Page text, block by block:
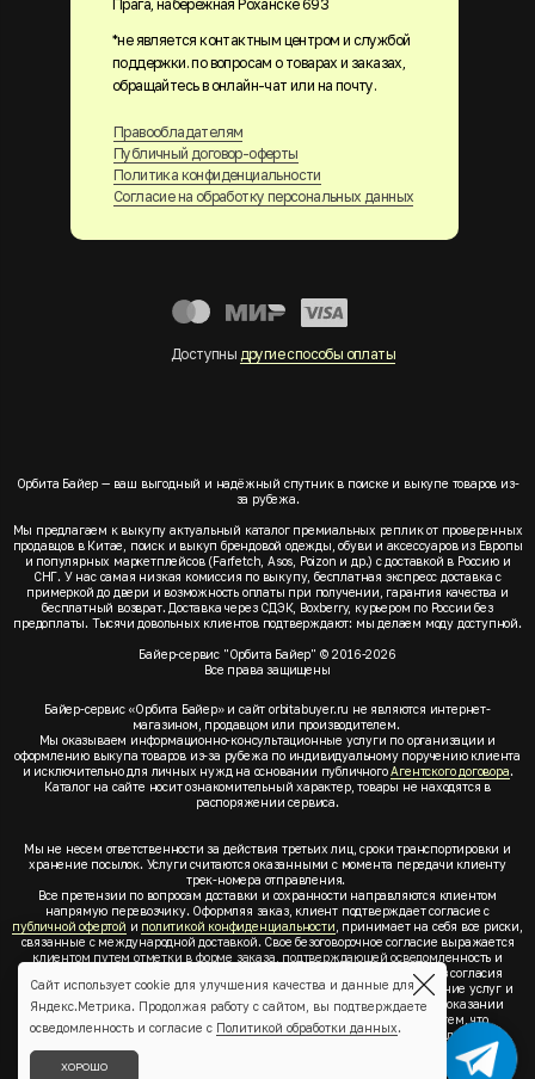
Прага, набережная Роханске 693
Правообладателям
Публичный договор-оферты
Политика конфиденциальности
Согласие на обработку персональных данных
Доступны другие способы оплаты
*не является контактным центром и службой
поддержки. по вопросам о товарах и заказах,
обращайтесь в онлайн-чат или на почту.
Орбита Байер — ваш выгодный и надёжный спутник в поиске и выкупе товаров из-
за рубежа.
Мы предлагаем к выкупу актуальный каталог премиальных реплик от проверенных
продавцов в Китае, поиск и выкуп брендовой одежды, обуви и аксессуаров из Европы
и популярных маркетплейсов (Farfetch, Asos, Poizon и др.) с доставкой в Россию и
СНГ. У нас самая низкая комиссия по выкупу, бесплатная экспресс доставка с
примеркой до двери и возможность оплаты при получении, гарантия качества и
бесплатный возврат. Доставка через СДЭК, Boxberry, курьером по России без
предоплаты. Тысячи довольных клиентов подтверждают: мы делаем моду доступной.
Байер-сервис "Орбита Байер" © 2016-2026
Все права защищены
Байер-сервис «Орбита Байер» и сайт orbitabuyer.ru не являются интернет-
магазином, продавцом или производителем.
Мы оказываем информационно-консультационные услуги по организации и
оформлению выкупа товаров из-за рубежа по индивидуальному поручению клиента
и исключительно для личных нужд на основании публичногоАгентского договора.
Каталог на сайте носит ознакомительный характер, товары не находятся в
распоряжении сервиса.
Мы не несем ответственности за действия третьих лиц, сроки транспортировки и
хранение посылок. Услуги считаются оказанными с момента передачи клиенту
трек-номера отправления.
Все претензии по вопросам доставки и сохранности направляются клиентом
напрямую перевозчику. Оформляя заказ, клиент подтверждает согласие с
публичной офертой и политикой конфиденциальности , принимает на себя все риски,
связанные с международной доставкой. Свое безоговорочное согласие выражается
клиентом путем отметки в форме заказа, подтверждающей осведомленность и
согласие клиента со всеми предлагаемыми сервисом условиями. Без согласия
клиента спубличной офертой иполитикой конфиденциальностиоказание услуг и
оформление заказа невозможно. Заключая акцепт условий оферты об оказании
услуг, клиент понимает, заверяет, подтверждает и соглашается с тем, что
выкупаемые товары по индивидуальному запросу выбраны им для личных,
семейных, домашних, бытовых и иных нужд, не связанных с осуществлением
предпринимательской деятельности, он не будет продавать или иным образом
Сайт использует cookie для улучшения качества и данные для
Яндекс.Метрика. Продолжая работу с сайтом, вы подтверждаете
осведомленность и согласие с Политикой обработки данных.
ХОРОШО